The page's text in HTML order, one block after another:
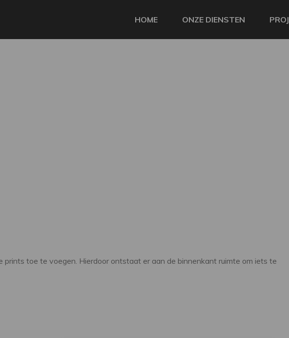
HOME ONZE DIENSTEN
prints toe te voegen. Hierdoor ontstaat er aan de binnenkant ruimte om iets te